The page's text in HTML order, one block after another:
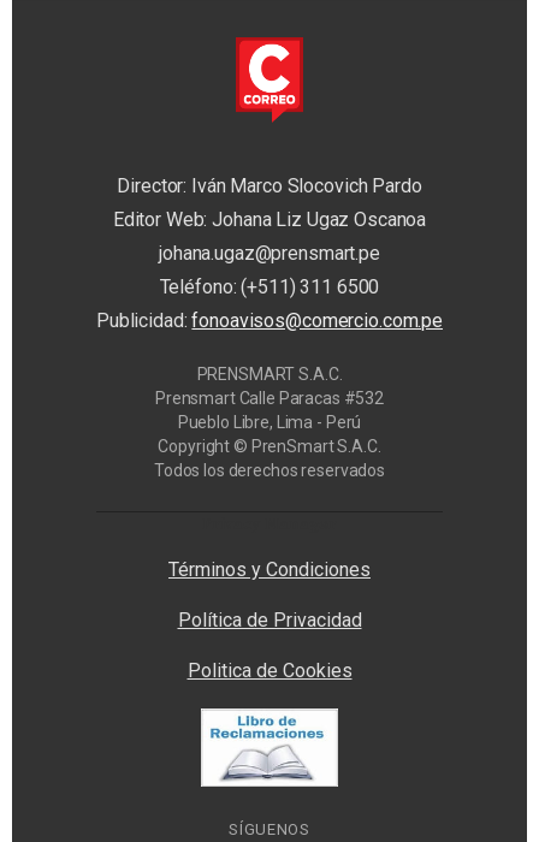
Director: Iván Marco Slocovich Pardo
Editor Web: Johana Liz Ugaz Oscanoa
johana.ugaz@prensmart.pe
Teléfono: (+511) 311 6500
Publicidad:fonoavisos@comercio.com.pe
PRENSMART S.A.C.
Prensmart Calle Paracas #532
Pueblo Libre, Lima - Perú
Copyright © PrenSmart S.A.C.
Todos los derechos reservados
Términos y Condiciones
Política de Privacidad
Politica de Cookies
SÍGUENOS